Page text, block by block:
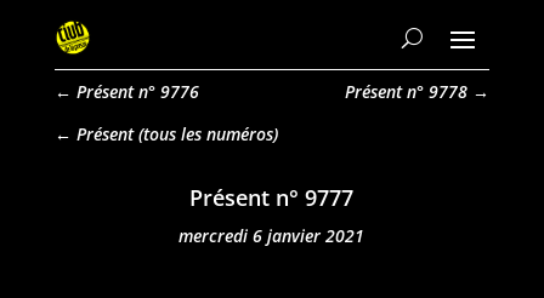
← Présent n° 9776 Présent n° 9778 →
Présent
Présent n° 9777
mercredi 6 janvier 2021